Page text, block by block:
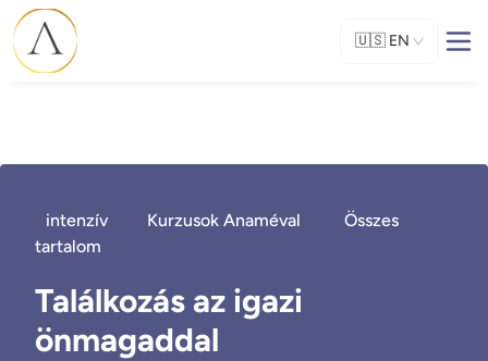
🇺🇸 EN
intenzív Kurzusok Anaméval
Összes
tartalom
Találkozás az igazi
önmagaddal